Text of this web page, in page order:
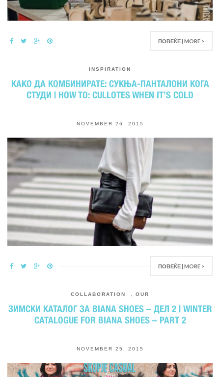
ПОВЕЌЕ | MORE >
INSPIRATION
КАКО ДА КОМБИНИРАТЕ: СУКЊА-ПАНТАЛОНИ КОГА
СТУДИ | HOW TO: CULLOTES WHEN IT’S COLD
NOVEMBER 26, 2015
ПОВЕЌЕ | MORE >
COLLABORATION OUR
ЗИМСКИ КАТАЛОГ ЗА BIANA SHOES – ДЕЛ 2 | WINTER
CATALOGUE FOR BIANA SHOES – PART 2
NOVEMBER 25, 2015